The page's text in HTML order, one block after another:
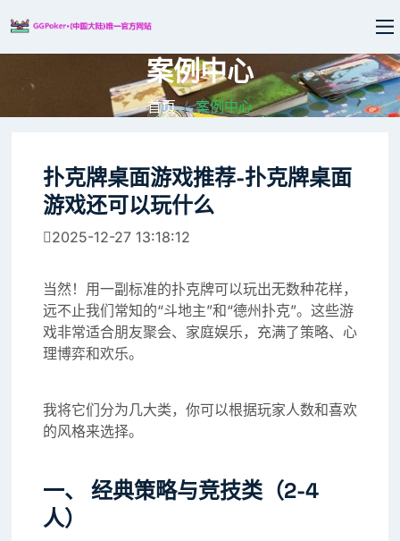
案例中心
首页 案例中心
扑克牌桌面游戏推荐-扑克牌桌面
游戏还可以玩什么
2025-12-27 13:18:12
当然！用一副标准的扑克牌可以玩出无数种花样，
远不止我们常知的“斗地主”和“德州扑克”。这些游
戏非常适合朋友聚会、家庭娱乐，充满了策略、心
理博弈和欢乐。
我将它们分为几大类，你可以根据玩家人数和喜欢
的风格来选择。
一、 经典策略与竞技类（2-4
人）